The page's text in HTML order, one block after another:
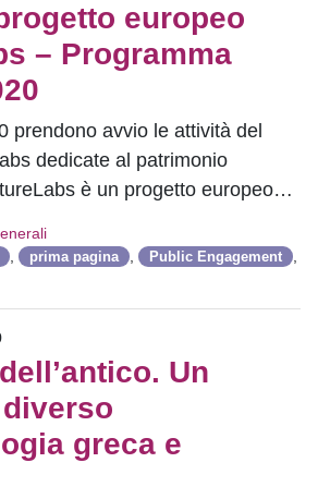
europeo
– Programma
prendono avvio le attività del
dedicate al patrimonio
è un progetto europeo…
prima pagina Public Engagement
Un
greca e